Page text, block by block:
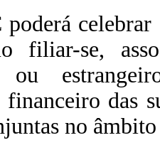
filiar-se,
ou
das
no